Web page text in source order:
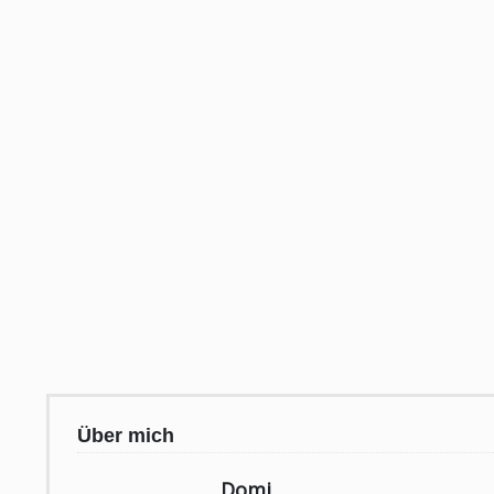
Über mich